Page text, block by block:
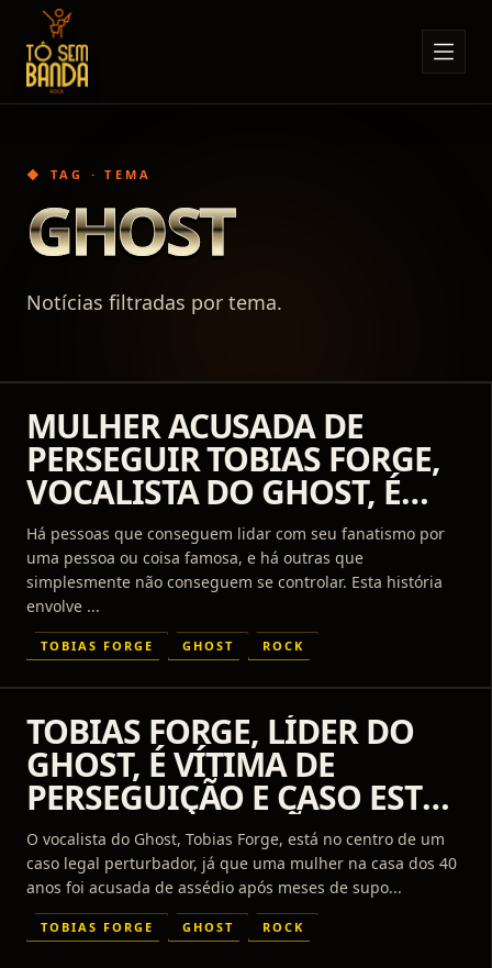
Sobre Nós
Notícias
Eventos
Contato
◆ TAG · TEMA
GHOST
Notícias filtradas por tema.
MULHER ACUSADA DE
PERSEGUIR TOBIAS FORGE,
VOCALISTA DO GHOST, É
INDICIADA
Há pessoas que conseguem lidar com seu fanatismo por
uma pessoa ou coisa famosa, e há outras que
simplesmente não conseguem se controlar. Esta história
envolve ...
TOBIAS FORGE GHOST ROCK
TOBIAS FORGE, LÍDER DO
GHOST, É VÍTIMA DE
PERSEGUIÇÃO E CASO ESTÁ
SOB INVESTIGAÇÃO
O vocalista do Ghost, Tobias Forge, está no centro de um
caso legal perturbador, já que uma mulher na casa dos 40
anos foi acusada de assédio após meses de supo...
TOBIAS FORGE GHOST ROCK